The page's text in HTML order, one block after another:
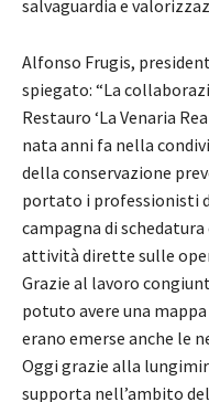
salvaguardia e
Alfonso Frugis,
spiegato: “La
Restauro ‘La Venaria
nata anni fa nella
della conservazione
portato i professionisti
campagna di
attività dirette sulle
Grazie al lavoro
potuto avere una
erano emerse anche le
Oggi grazie alla
supporta nell’ambito